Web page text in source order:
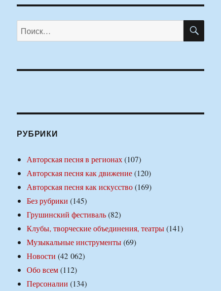
Искать:
РУБРИКИ
Авторская песня в регионах(107)
Авторская песня как движение(120)
Авторская песня как искусство(169)
Без рубрики (145)
Грушинский фестиваль(82)
Клубы, творческие объединения, театры(141)
Музыкальные инструменты(69)
Новости (42 062)
Обо всем(112)
Персоналии (134)